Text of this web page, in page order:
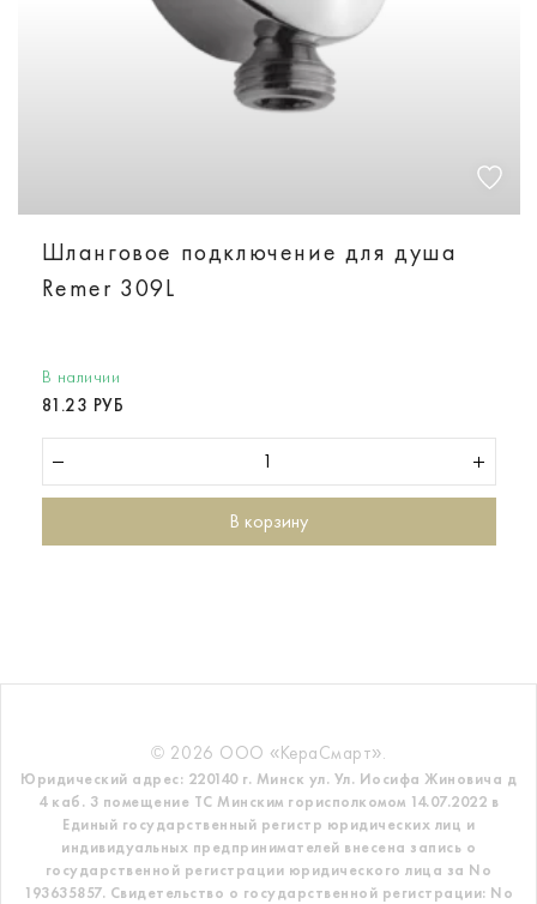
Шланговое подключение для душа
Remer 309L
В наличии
81.23 РУБ
В корзину
© 2026 ООО «КераСмарт».
Юридический адрес: 220140 г. Минск ул. Ул. Иосифа Жиновича д
4 каб. 3 помещение ТС Минским горисполкомом 14.07.2022 в
Единый государственный регистр юридических лиц и
индивидуальных предпринимателей внесена запись о
государственной регистрации юридического лица за No
193635857. Свидетельство о государственной регистрации: No